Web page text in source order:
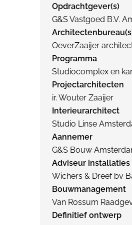
Opdrachtgever(s)
G&S Vastgoed B.V.
OeverZaaijer
Programma
Studiocomplex en
Projectarchitecten
ir. Wouter Zaaijer
Interieurarchitect
Studio Linse
Aannemer
G&S Bouw
Adviseur installaties
Wichers & Dreef bv
Bouwmanagement
Van Rossum
Definitief ontwerp